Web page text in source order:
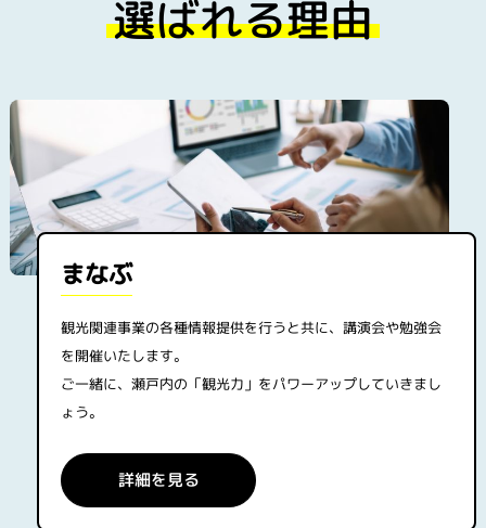
選ばれる理由
まなぶ
観光関連事業の各種情報提供を行うと共に、講演会や勉強会
を開催いたします。
ご一緒に、瀬戸内の「観光力」をパワーアップしていきまし
ょう。
詳細を見る